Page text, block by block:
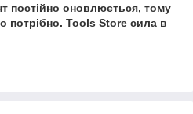
постійно оновлюється, тому
потрібно. Tools Store сила в